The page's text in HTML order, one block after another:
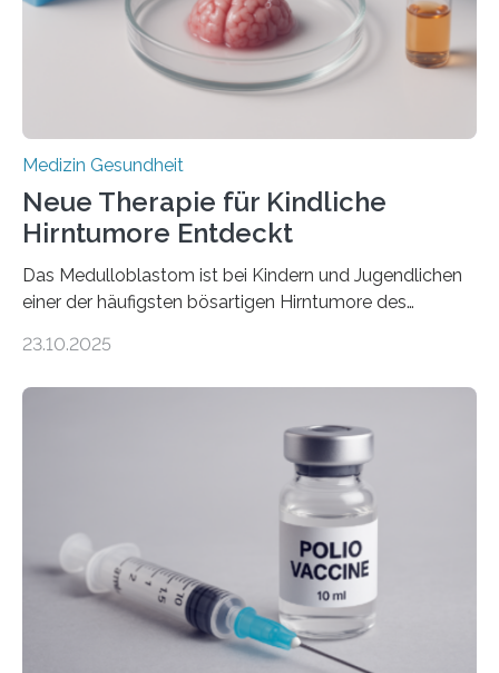
erblich bedingte Herzerkrankung. Sie führt dazu, dass
sich die linke Herzkammer verdickt, der Herzmuskel zu
stark kontrahiert…
Medizin Gesundheit
Neue Therapie für Kindliche
Hirntumore Entdeckt
Das Medulloblastom ist bei Kindern und Jugendlichen
einer der häufigsten bösartigen Hirntumore des
Betroffenen können mit heutigen Methoden geheilt
Dringend benötigt werden zielgerichtete Therapien, die
nur Tumorschwachstellen angreifen und normales
Gewebe verschonen. Forschende um Daniel Merk vom
Hertie-Institut für klinische Hirnforschung am
Universitätsklinikum Tübingen haben eine solche
Schwachstelle im Erbgut einer Untergruppe des
Medulloblastoms gefunden. Die Wilhelm Sander-
Stiftung unterstützte das Projekt…
23.10.2025